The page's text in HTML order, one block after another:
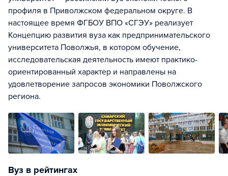
профиля в Приволжском федеральном округе. В
настоящее время ФГБОУ ВПО «СГЭУ» реализует
Концепцию развития вуза как предпринимательского
университета Поволжья, в котором обучение,
исследовательская деятельность имеют практико-
ориентированный характер и направлены на
удовлетворение запросов экономики Поволжского
региона.
Вуз в рейтингах